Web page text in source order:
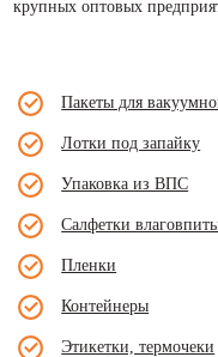
крупных оптовых
Пакеты для
Лотки под запайку
Упаковка из ВПС
Салфетки
Пленки
Контейнеры
Этикетки, термочеки